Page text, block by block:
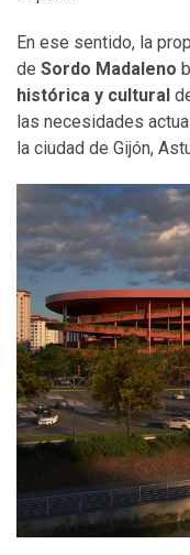
En ese sentido, la
de Sordo Madaleno
histórica y cultural
las necesidades
la ciudad de Gijón,